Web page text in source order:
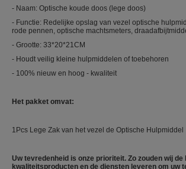
- Naam: Optische koude doos (lege doos)
- Functie: Redelijke opslag van vezel optische
rode pennen, optische machtsmeters,
- Grootte: 33*20*21CM
- Houdt veilig kleine hulpmiddelen of toebehoren
- 100% nieuw en hoog - kwaliteit
Het pakket omvat:
1Pcs Lege Zak van het vezel de Optische Hulpmiddel
Uw tevredenheid is onze prioriteit. Zo zouden wij de
kwaliteitsproducten en de diensten leveren om uw